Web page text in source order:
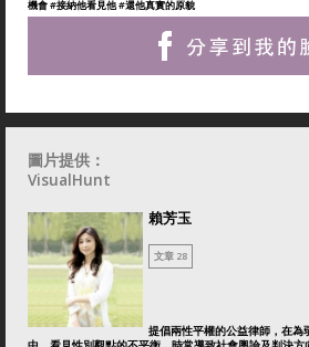
機會#接納他看見他#還他真實的原貌
圖片提供：
VisualHunt
賴芳玉
文章 28
提倡兩性平權的公益律師，在為